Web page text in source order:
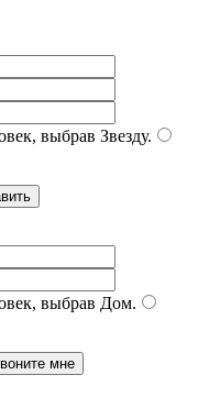
выбрав Звезду.
выбрав Дом.